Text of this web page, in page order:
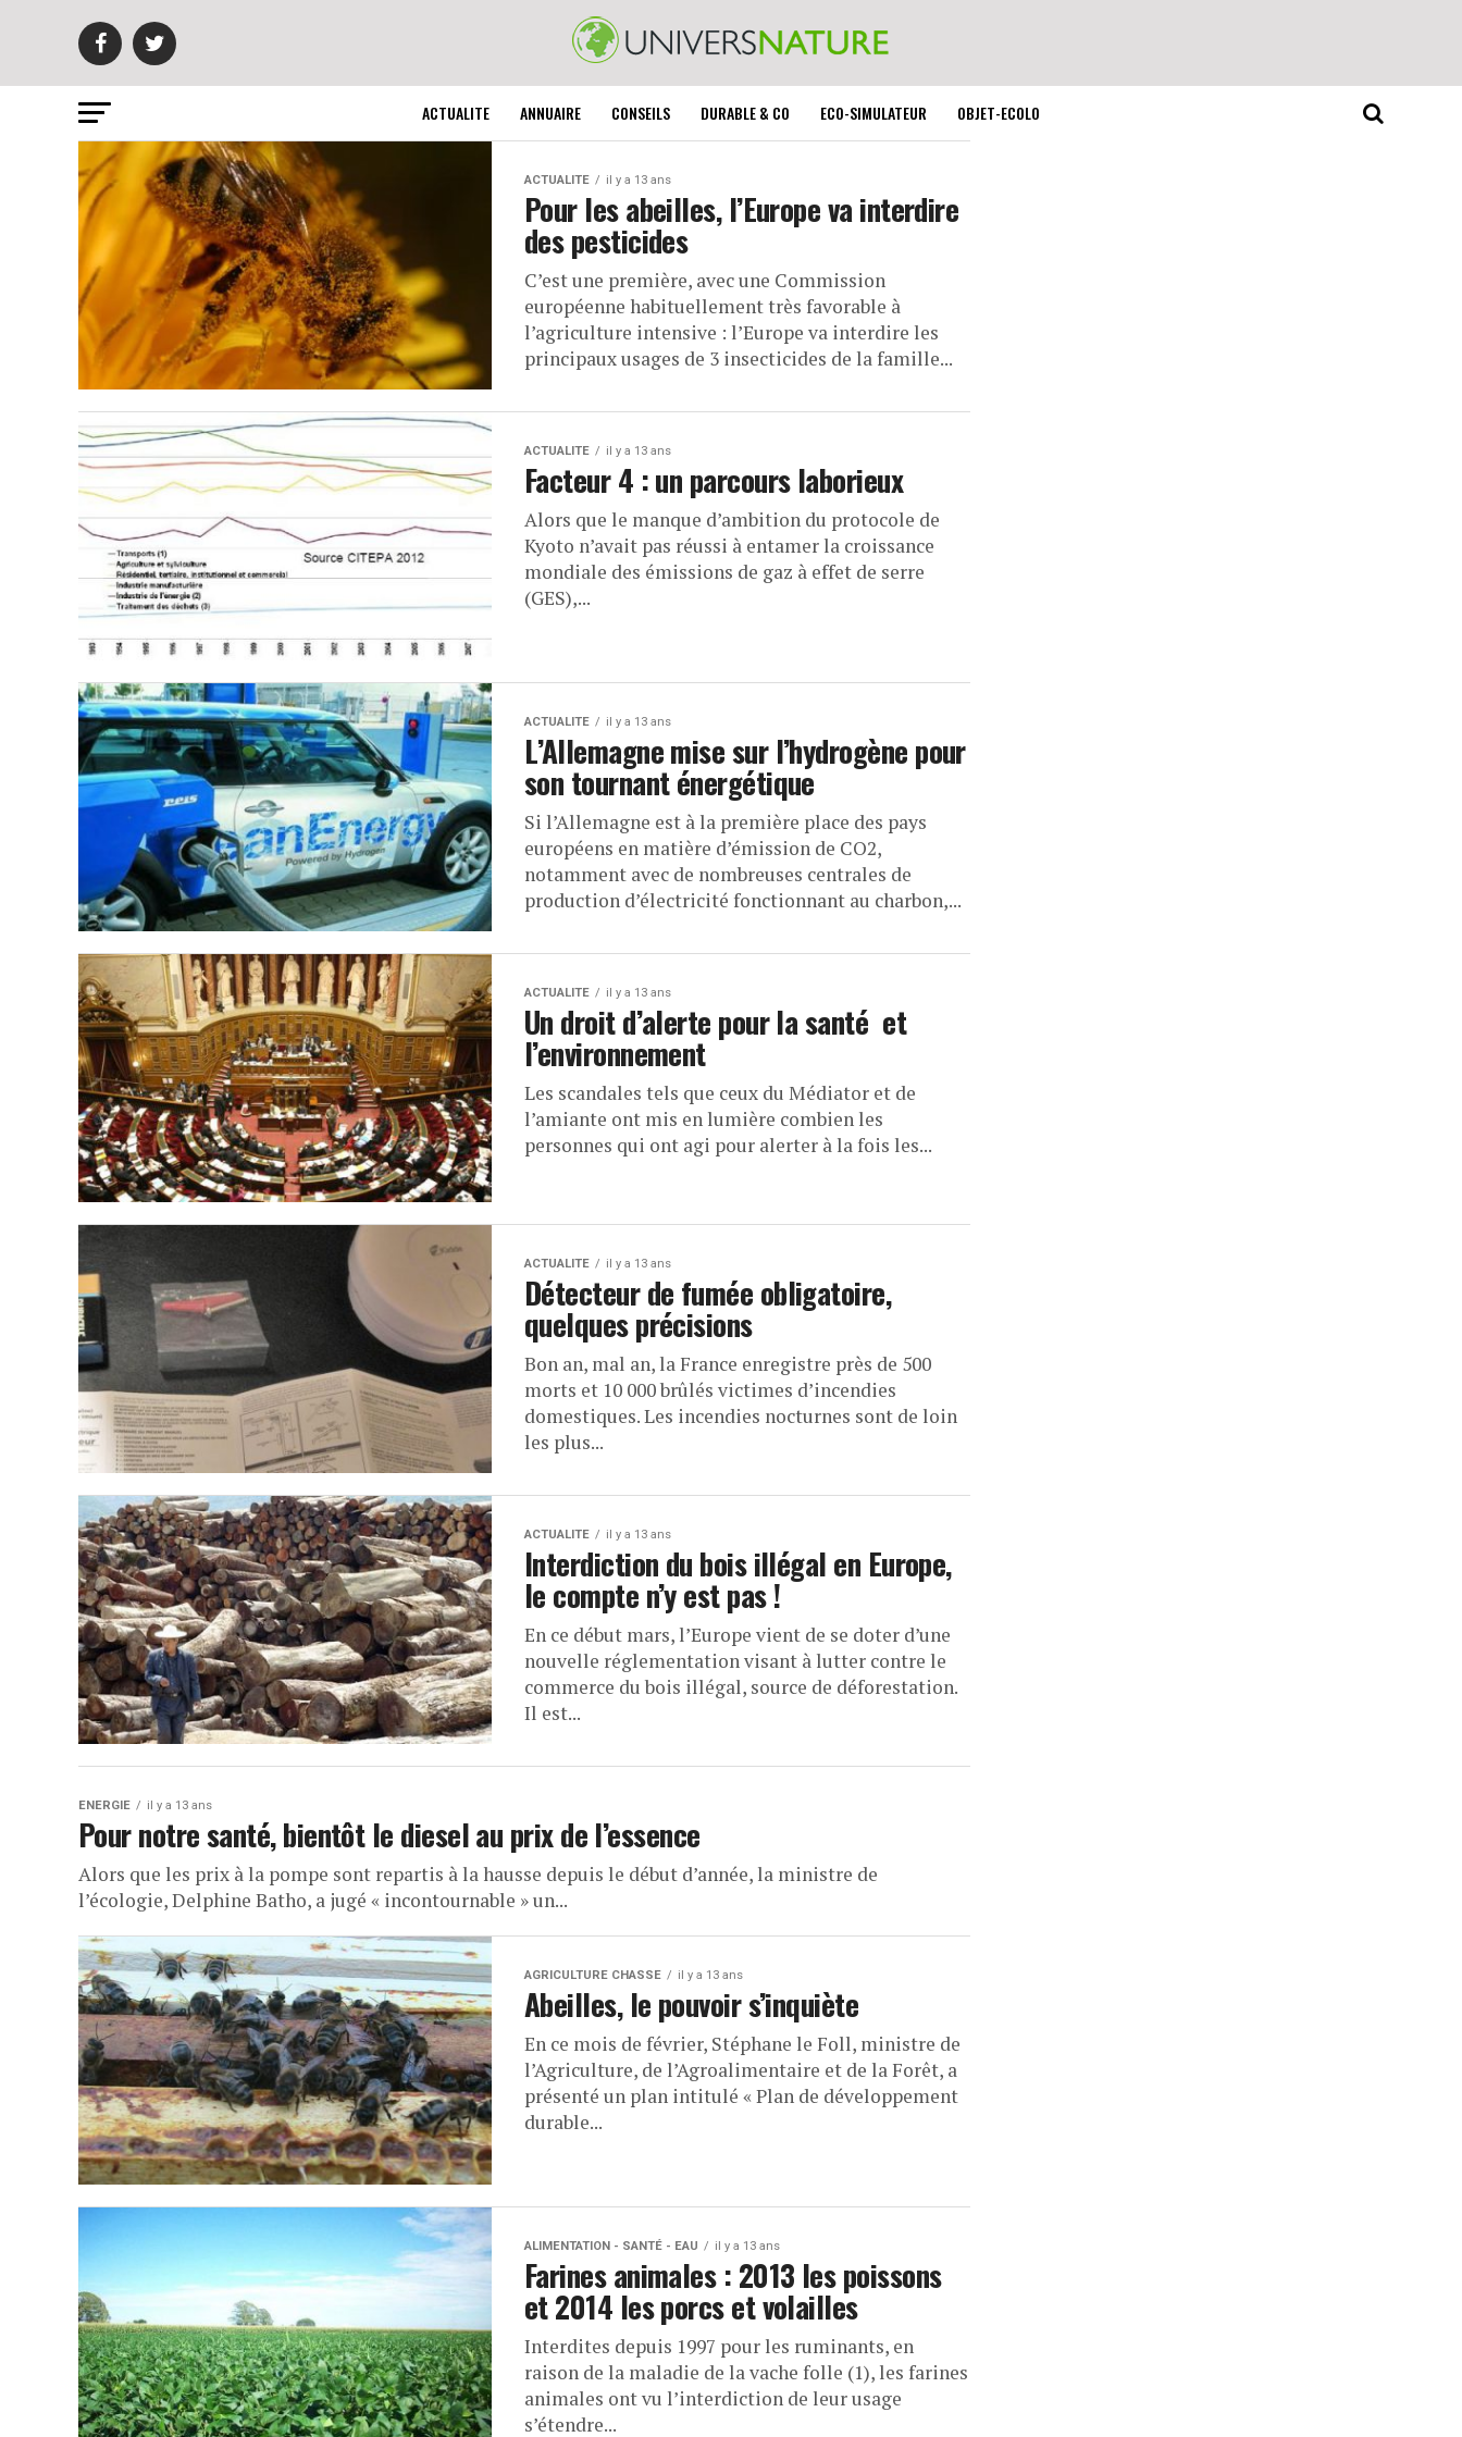
ACTUALITE ANNUAIRE CONSEILS DURABLE & CO ECO-SIMULATEUR OBJET-ECOLO
ACTUALITE il y a 13 ans
Pour les abeilles, l’Europe va interdire
des pesticides
C’est une première, avec une Commission
européenne habituellement très favorable à
l’agriculture intensive : l’Europe va interdire les
principaux usages de 3 insecticides de la famille...
ACTUALITE il y a 13 ans
Facteur 4 : un parcours laborieux
Alors que le manque d’ambition du protocole de
Kyoto n’avait pas réussi à entamer la croissance
mondiale des émissions de gaz à effet de serre
(GES),...
ACTUALITE il y a 13 ans
L’Allemagne mise sur l’hydrogène pour
son tournant énergétique
Si l’Allemagne est à la première place des pays
européens en matière d’émission de CO2,
notamment avec de nombreuses centrales de
production d’électricité fonctionnant au charbon,...
ACTUALITE il y a 13 ans
Un droit d’alerte pour la santé et
l’environnement
Les scandales tels que ceux du Médiator et de
l’amiante ont mis en lumière combien les
personnes qui ont agi pour alerter à la fois les...
ACTUALITE il y a 13 ans
Détecteur de fumée obligatoire,
quelques précisions
Bon an, mal an, la France enregistre près de 500
morts et 10 000 brûlés victimes d’incendies
domestiques. Les incendies nocturnes sont de loin
les plus...
ACTUALITE il y a 13 ans
Interdiction du bois illégal en Europe,
le compte n’y est pas !
En ce début mars, l’Europe vient de se doter d’une
nouvelle réglementation visant à lutter contre le
commerce du bois illégal, source de déforestation.
Il est...
ENERGIE il y a 13 ans
Pour notre santé, bientôt le diesel au prix de l’essence
Alors que les prix à la pompe sont repartis à la hausse depuis le début d’année, la ministre de
l’écologie, Delphine Batho, a jugé « incontournable » un...
AGRICULTURE CHASSE il y a 13 ans
Abeilles, le pouvoir s’inquiète
En ce mois de février, Stéphane le Foll, ministre de
l’Agriculture, de l’Agroalimentaire et de la Forêt, a
présenté un plan intitulé « Plan de développement
durable...
ALIMENTATION - SANTÉ - EAU il y a 13 ans
Farines animales : 2013 les poissons
et 2014 les porcs et volailles
Interdites depuis 1997 pour les ruminants, en
raison de la maladie de la vache folle (1), les farines
animales ont vu l’interdiction de leur usage
s’étendre...